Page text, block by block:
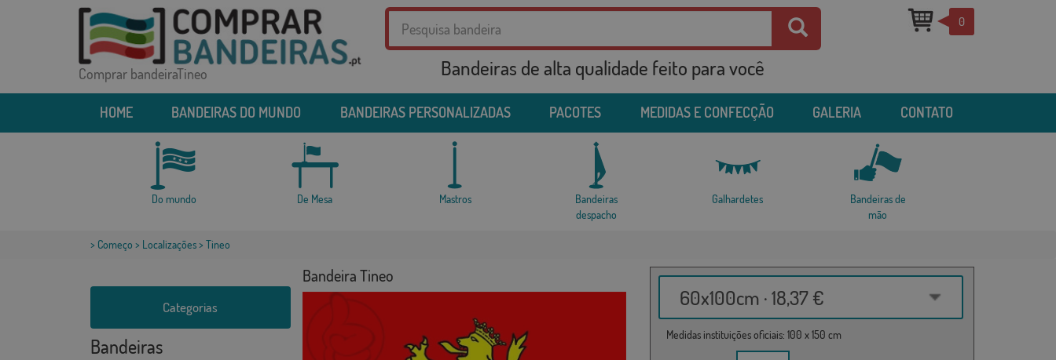
Comprar bandeiraTineo Bandeiras de alta qualidade feito para você
0
HOME BANDEIRAS DO MUNDO BANDEIRAS PERSONALIZADAS PACOTES MEDIDAS E CONFECÇÃO GALERIA CONTATO
Do mundo De Mesa Mastros
Bandeiras
despacho
Galhardetes
Bandeiras de
mão
> Começo > Localizações> Tineo
Categorias
Bandeiras
Bandeira Tineo
60x100cm · 18,37 €
Medidas instituições oficiais: 100 x 150 cm